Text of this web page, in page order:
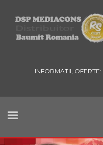
INFORMATII, OFERTE: